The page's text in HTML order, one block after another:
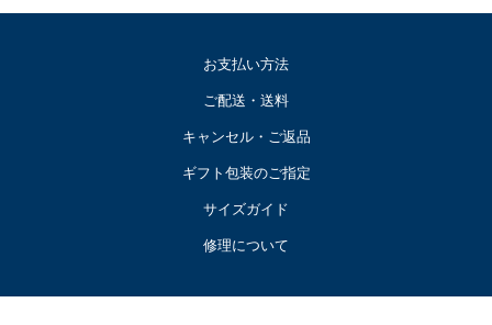
お支払い方法
ご配送・送料
キャンセル・ご返品
ギフト包装のご指定
サイズガイド
修理について